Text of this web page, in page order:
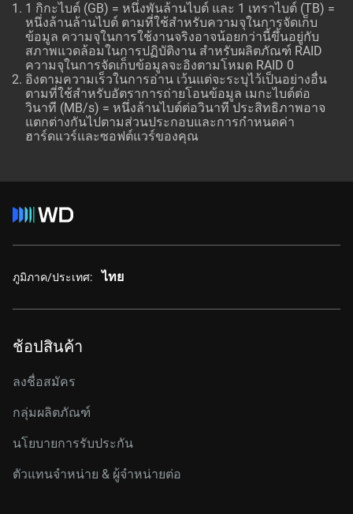
1 กิกะไบต์ (GB) = หนึ่งพันล้านไบต์ และ 1 เทราไบต์ (TB) =
หนึ่งล้านล้านไบต์ ตามที่ใช้สำหรับความจุในการจัดเก็บ
ข้อมูล ความจุในการใช้งานจริงอาจน้อยกว่านี้ขึ้นอยู่กับ
สภาพแวดล้อมในการปฏิบัติงาน สำหรับผลิตภัณฑ์ RAID
ความจุในการจัดเก็บข้อมูลจะอิงตามโหมด RAID 0
อิงตามความเร็วในการอ่าน เว้นแต่จะระบุไว้เป็นอย่างอื่น
ตามที่ใช้สำหรับอัตราการถ่ายโอนข้อมูล เมกะไบต์ต่อ
วินาที (MB/s) = หนึ่งล้านไบต์ต่อวินาที ประสิทธิภาพอาจ
แตกต่างกันไปตามส่วนประกอบและการกำหนดค่า
ฮาร์ดแวร์และซอฟต์แวร์ของคุณ
ภูมิภาค/ประเทศ: ไทย
ช้อปสินค้า
ลงชื่อสมัคร
กลุ่มผลิตภัณฑ์
นโยบายการรับประกัน
ตัวแทนจำหน่าย & ผู้จำหน่ายต่อ